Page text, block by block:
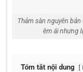
Thảm sàn nguyên
êm ái nhưng
Tóm tắt nội dung